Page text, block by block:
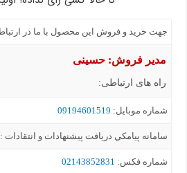
جهت خرید و فروش این محصول با ما در
مدیر فروش: حسینی
راه های ارتباطی:
شماره موبايل: 09194601519
سامانه پيامکي دریافت پیشنهادات و انتقادات :
شماره فکس: 02143852831